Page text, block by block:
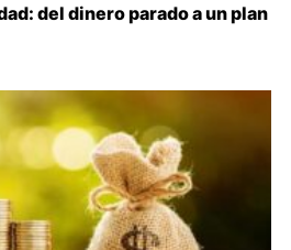
del dinero parado a un plan